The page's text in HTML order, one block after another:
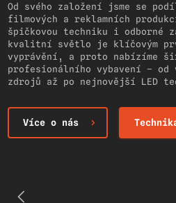
Od svého založení jsme se
filmových a reklamních
špičkovou techniku i odborné
kvalitní světlo je klíčovým
vyprávění, a proto nabízíme
profesionálního vybavení – od
zdrojů až po nejnovější LED
Více o nás